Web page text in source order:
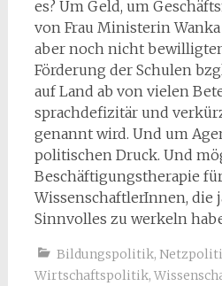
es? Um Geld, um
von Frau Ministerin
aber noch nicht
Förderung der Schulen
auf Land ab von vielen
sprachdefizitär und
genannt wird. Und um
politischen Druck. Und
Beschäftigungstherapie
WissenschaftlerInnen, die
Sinnvolles zu werkeln
Bildungspolitik,
Wirtschaftspolitik,